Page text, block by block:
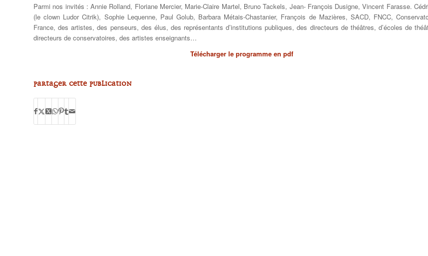
Parmi nos invités : Annie Rolland, Floriane Mercier, Marie-Claire Martel, Bruno Tackels, Jean- François Dusigne, Vincent Farasse.
(le clown Ludor Citrik), Sophie Lequenne, Paul Golub, Barbara Métais-Chastanier, François de Mazières, SACD, FNCC,
France, des artistes, des penseurs, des élus, des représentants d’institutions publiques, des directeurs de théâtres, d’écoles de
directeurs de conservatoires, des artistes enseignants…
Télécharger le programme en pdf
Partager cette publication